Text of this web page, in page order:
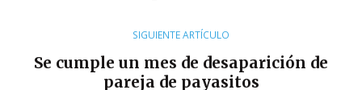
SIGUIENTE ARTÍCULO
Se cumple un mes de desaparición de
pareja de payasitos